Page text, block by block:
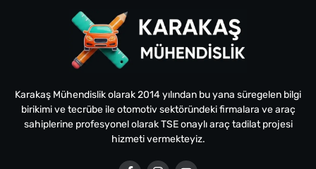
Karakaş Mühendislik olarak 2014 yılından bu yana süregelen bilgi
birikimi ve tecrübe ile otomotiv sektöründeki firmalara ve araç
sahiplerine profesyonel olarak TSE onaylı araç tadilat projesi
hizmeti vermekteyiz.